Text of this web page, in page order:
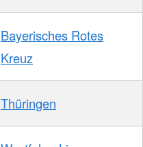
Bayerisches Rotes
Kreuz
Thüringen